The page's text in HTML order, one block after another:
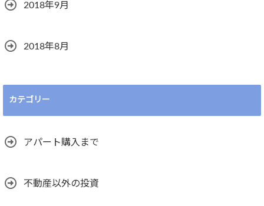
2018年9月
2018年8月
カテゴリー
アパート購入まで
不動産以外の投資